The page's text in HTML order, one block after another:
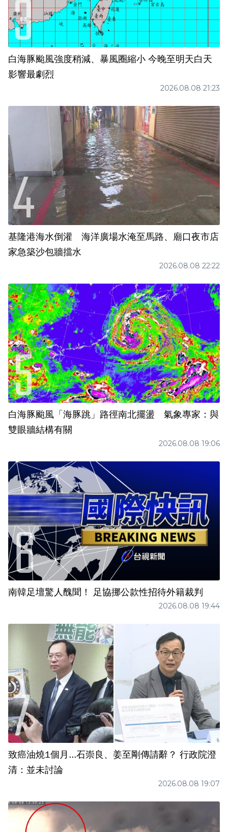
白海豚颱風強度稍減、暴風圈縮小 今晚至明天白天
影響最劇烈
2026.08.08 21:23
基隆港海水倒灌 海洋廣場水淹至馬路、廟口夜市店
家急築沙包牆擋水
2026.08.08 22:22
白海豚颱風「海豚跳」路徑南北擺盪 氣象專家：與
雙眼牆結構有關
2026.08.08 19:06
南韓足壇驚人醜聞！ 足協挪公款性招待外籍裁判
2026.08.08 19:44
致癌油燒1個月...石崇良、姜至剛傳請辭？ 行政院澄
清：並未討論
2026.08.08 19:07